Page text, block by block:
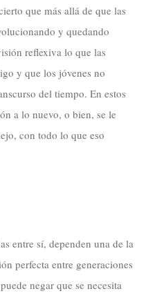
que más allá de que las
y quedando
reflexiva lo que las
y que los jóvenes no
del tiempo. En estos
a lo nuevo, o bien, se le
con todo lo que eso
entre sí, dependen una de la
perfecta entre generaciones
negar que se necesita